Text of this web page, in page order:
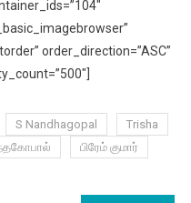
order_direction=”ASC”
S Nandhagopal
Trisha
பிரேம் குமார்